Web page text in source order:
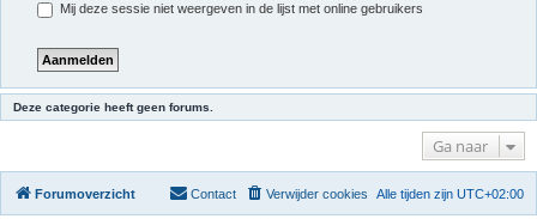
Mij deze sessie niet weergeven in de lijst met online gebruikers
Deze categorie heeft geen forums.
Ga naar
Forumoverzicht Alle tijden zijn UTC+02:00
Verwijder cookies
Contact